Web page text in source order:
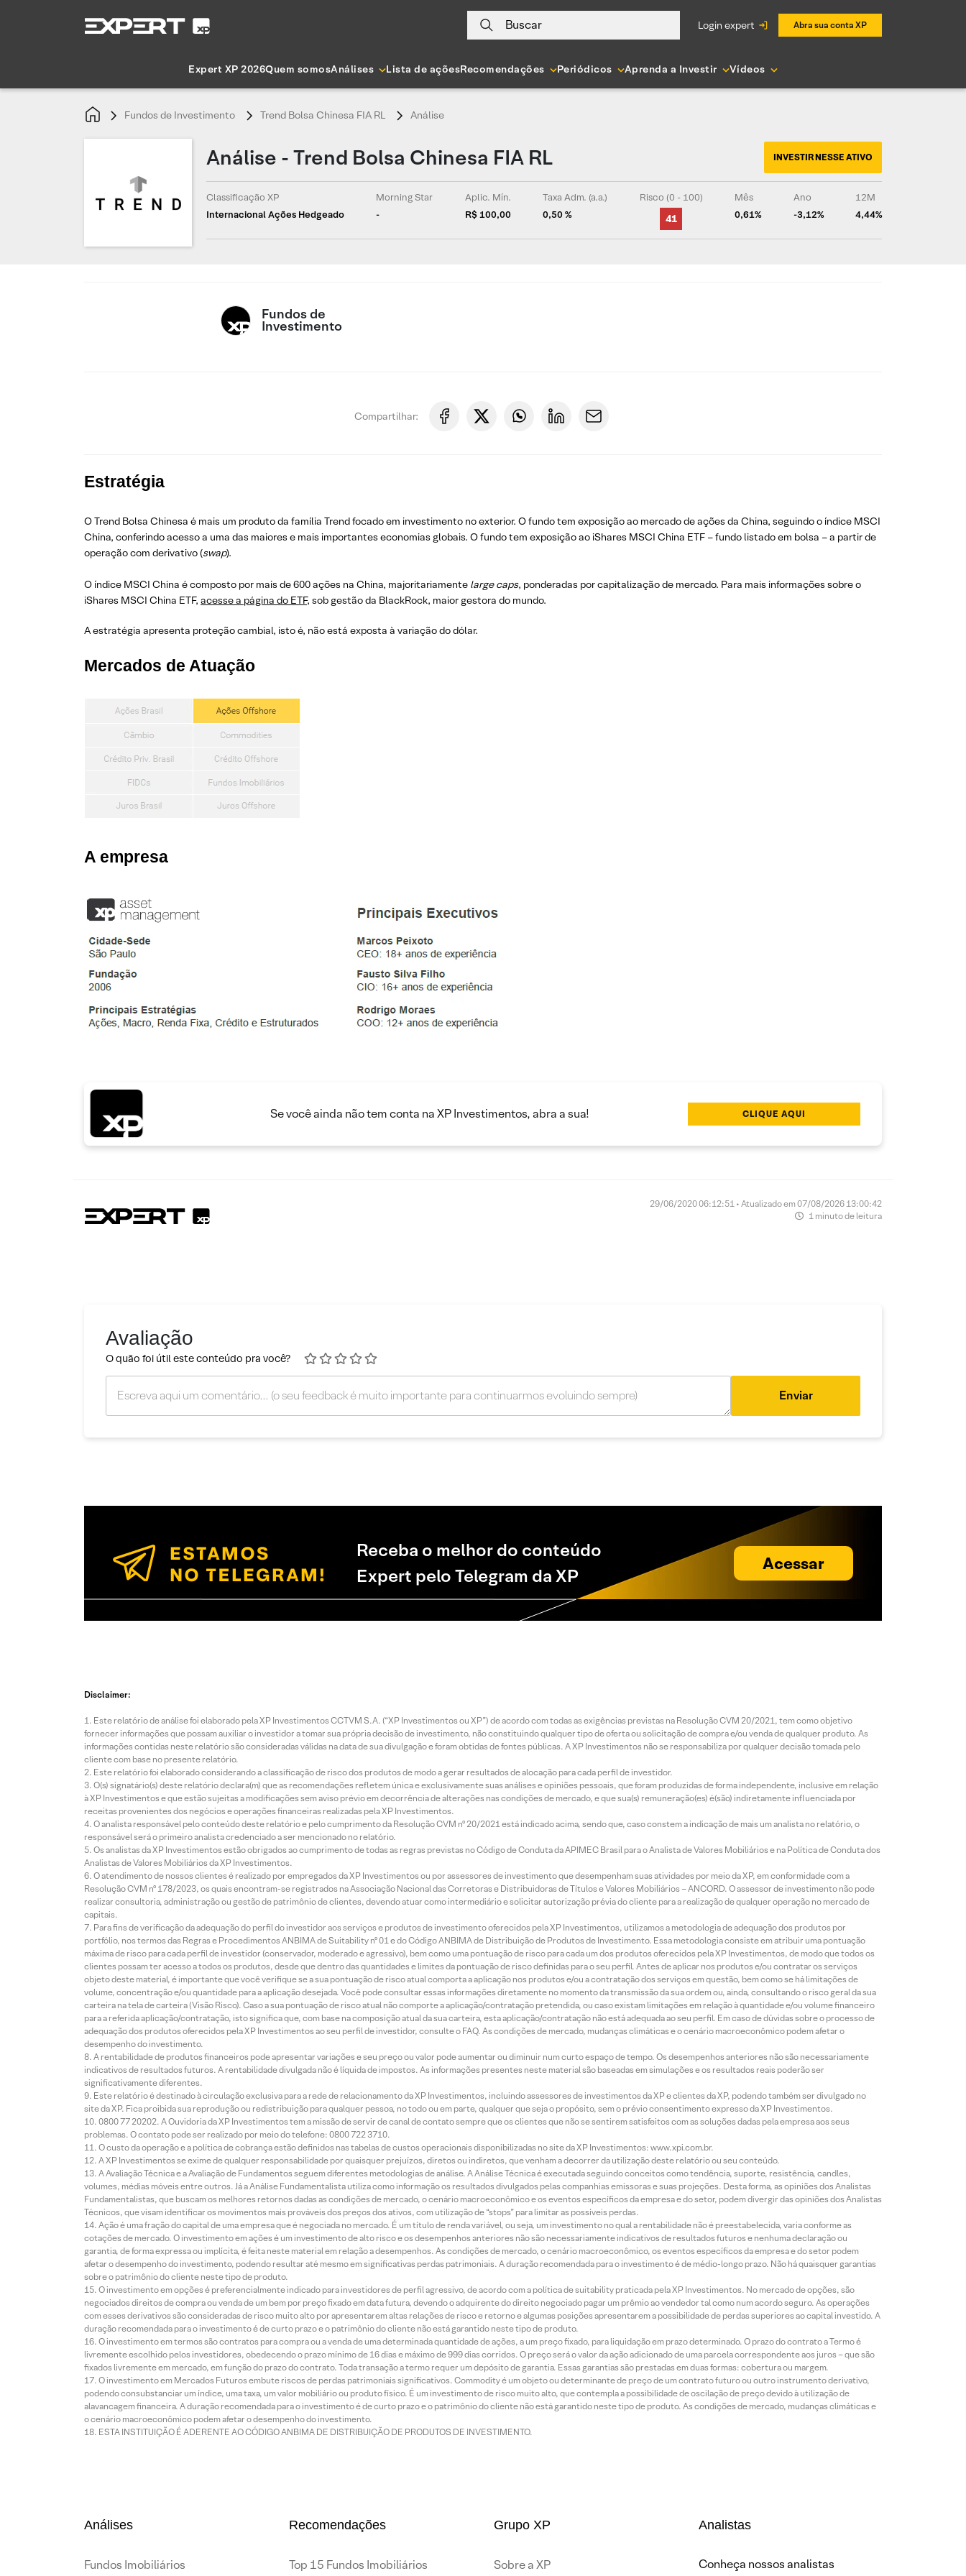
Buscar login expert Abra sua conta XP
Expert XP 2026Quem somosAnálises Lista de açõesRecomendações Periódicos Aprenda a Investir Vídeos
Fundos de Investimento Trend Bolsa Chinesa FIA RL Análise
Análise - Trend Bolsa Chinesa FIA RL INVESTIR NESSE ATIVO
Classificação XP
Internacional Ações Hedgeado
Morning Star
-
Aplic. Mín.
R$ 100,00
Taxa Adm. (a.a.)
0,50 %
Risco (0 - 100)
41
Mês
0,61%
Ano
-3,12%
12M
4,44%
Fundos de
Investimento
Compartilhar:
Estratégia
O Trend Bolsa Chinesa é mais um produto da família Trend focado em investimento no exterior. O fundo tem exposição ao mercado de ações da China, seguindo o índice MSCI
China, conferindo acesso a uma das maiores e mais importantes economias globais. O fundo tem exposição ao iShares MSCI China ETF – fundo listado em bolsa – a partir de
operação com derivativo (swap).
O índice MSCI China é composto por mais de 600 ações na China, majoritariamente large caps, ponderadas por capitalização de mercado. Para mais informações sobre o
iShares MSCI China ETF, acesse a página do ETF, sob gestão da BlackRock, maior gestora do mundo.
A estratégia apresenta proteção cambial, isto é, não está exposta à variação do dólar.
Mercados de Atuação
A empresa
Se você ainda não tem conta na XP Investimentos, abra a sua! CLIQUE AQUI
29/06/2020 06:12:51 • Atualizado em 07/08/2026 13:00:42
1 minuto de leitura
Avaliação
O quão foi útil este conteúdo pra você?
Enviar
Receba o melhor do conteúdo
Expert pelo Telegram da XP
Acessar
Disclaimer:
Este relatório de análise foi elaborado pela XP Investimentos CCTVM S.A. (“XP Investimentos ou XP”) de acordo com todas as exigências previstas na Resolução CVM 20/2021, tem como objetivo
fornecer informações que possam auxiliar o investidor a tomar sua própria decisão de investimento, não constituindo qualquer tipo de oferta ou solicitação de compra e/ou venda de qualquer produto. As
informações contidas neste relatório são consideradas válidas na data de sua divulgação e foram obtidas de fontes públicas. A XP Investimentos não se responsabiliza por qualquer decisão tomada pelo
cliente com base no presente relatório.
Este relatório foi elaborado considerando a classificação de risco dos produtos de modo a gerar resultados de alocação para cada perfil de investidor.
O(s) signatário(s) deste relatório declara(m) que as recomendações refletem única e exclusivamente suas análises e opiniões pessoais, que foram produzidas de forma independente, inclusive em relação
à XP Investimentos e que estão sujeitas a modificações sem aviso prévio em decorrência de alterações nas condições de mercado, e que sua(s) remuneração(es) é(são) indiretamente influenciada por
receitas provenientes dos negócios e operações financeiras realizadas pela XP Investimentos.
O analista responsável pelo conteúdo deste relatório e pelo cumprimento da Resolução CVM nº 20/2021 está indicado acima, sendo que, caso constem a indicação de mais um analista no relatório, o
responsável será o primeiro analista credenciado a ser mencionado no relatório.
Os analistas da XP Investimentos estão obrigados ao cumprimento de todas as regras previstas no Código de Conduta da APIMEC Brasil para o Analista de Valores Mobiliários e na Política de Conduta dos
Analistas de Valores Mobiliários da XP Investimentos.
O atendimento de nossos clientes é realizado por empregados da XP Investimentos ou por assessores de investimento que desempenham suas atividades por meio da XP, em conformidade com a
Resolução CVM nº 178/2023, os quais encontram-se registrados na Associação Nacional das Corretoras e Distribuidoras de Títulos e Valores Mobiliários – ANCORD. O assessor de investimento não pode
realizar consultoria, administração ou gestão de patrimônio de clientes, devendo atuar como intermediário e solicitar autorização prévia do cliente para a realização de qualquer operação no mercado de
capitais.
Para fins de verificação da adequação do perfil do investidor aos serviços e produtos de investimento oferecidos pela XP Investimentos, utilizamos a metodologia de adequação dos produtos por
portfólio, nos termos das Regras e Procedimentos ANBIMA de Suitability nº 01 e do Código ANBIMA de Distribuição de Produtos de Investimento. Essa metodologia consiste em atribuir uma pontuação
máxima de risco para cada perfil de investidor (conservador, moderado e agressivo), bem como uma pontuação de risco para cada um dos produtos oferecidos pela XP Investimentos, de modo que todos os
clientes possam ter acesso a todos os produtos, desde que dentro das quantidades e limites da pontuação de risco definidas para o seu perfil. Antes de aplicar nos produtos e/ou contratar os serviços
objeto deste material, é importante que você verifique se a sua pontuação de risco atual comporta a aplicação nos produtos e/ou a contratação dos serviços em questão, bem como se há limitações de
volume, concentração e/ou quantidade para a aplicação desejada. Você pode consultar essas informações diretamente no momento da transmissão da sua ordem ou, ainda, consultando o risco geral da sua
carteira na tela de carteira (Visão Risco). Caso a sua pontuação de risco atual não comporte a aplicação/contratação pretendida, ou caso existam limitações em relação à quantidade e/ou volume financeiro
para a referida aplicação/contratação, isto significa que, com base na composição atual da sua carteira, esta aplicação/contratação não está adequada ao seu perfil. Em caso de dúvidas sobre o processo de
adequação dos produtos oferecidos pela XP Investimentos ao seu perfil de investidor, consulte o FAQ. As condições de mercado, mudanças climáticas e o cenário macroeconômico podem afetar o
desempenho do investimento.
A rentabilidade de produtos financeiros pode apresentar variações e seu preço ou valor pode aumentar ou diminuir num curto espaço de tempo. Os desempenhos anteriores não são necessariamente
indicativos de resultados futuros. A rentabilidade divulgada não é líquida de impostos. As informações presentes neste material são baseadas em simulações e os resultados reais poderão ser
significativamente diferentes.
Este relatório é destinado à circulação exclusiva para a rede de relacionamento da XP Investimentos, incluindo assessores de investimentos da XP e clientes da XP, podendo também ser divulgado no
site da XP. Fica proibida sua reprodução ou redistribuição para qualquer pessoa, no todo ou em parte, qualquer que seja o propósito, sem o prévio consentimento expresso da XP Investimentos.
0800 77 20202. A Ouvidoria da XP Investimentos tem a missão de servir de canal de contato sempre que os clientes que não se sentirem satisfeitos com as soluções dadas pela empresa aos seus
problemas. O contato pode ser realizado por meio do telefone: 0800 722 3710.
O custo da operação e a política de cobrança estão definidos nas tabelas de custos operacionais disponibilizadas no site da XP Investimentos: www.xpi.com.br.
A XP Investimentos se exime de qualquer responsabilidade por quaisquer prejuízos, diretos ou indiretos, que venham a decorrer da utilização deste relatório ou seu conteúdo.
A Avaliação Técnica e a Avaliação de Fundamentos seguem diferentes metodologias de análise. A Análise Técnica é executada seguindo conceitos como tendência, suporte, resistência, candles,
volumes, médias móveis entre outros. Já a Análise Fundamentalista utiliza como informação os resultados divulgados pelas companhias emissoras e suas projeções. Desta forma, as opiniões dos Analistas
Fundamentalistas, que buscam os melhores retornos dadas as condições de mercado, o cenário macroeconômico e os eventos específicos da empresa e do setor, podem divergir das opiniões dos Analistas
Técnicos, que visam identificar os movimentos mais prováveis dos preços dos ativos, com utilização de “stops” para limitar as possíveis perdas.
Ação é uma fração do capital de uma empresa que é negociada no mercado. É um título de renda variável, ou seja, um investimento no qual a rentabilidade não é preestabelecida, varia conforme as
cotações de mercado. O investimento em ações é um investimento de alto risco e os desempenhos anteriores não são necessariamente indicativos de resultados futuros e nenhuma declaração ou
garantia, de forma expressa ou implícita, é feita neste material em relação a desempenhos. As condições de mercado, o cenário macroeconômico, os eventos específicos da empresa e do setor podem
afetar o desempenho do investimento, podendo resultar até mesmo em significativas perdas patrimoniais. A duração recomendada para o investimento é de médio-longo prazo. Não há quaisquer garantias
sobre o patrimônio do cliente neste tipo de produto.
O investimento em opções é preferencialmente indicado para investidores de perfil agressivo, de acordo com a política de suitability praticada pela XP Investimentos. No mercado de opções, são
negociados direitos de compra ou venda de um bem por preço fixado em data futura, devendo o adquirente do direito negociado pagar um prêmio ao vendedor tal como num acordo seguro. As operações
com esses derivativos são consideradas de risco muito alto por apresentarem altas relações de risco e retorno e algumas posições apresentarem a possibilidade de perdas superiores ao capital investido. A
duração recomendada para o investimento é de curto prazo e o patrimônio do cliente não está garantido neste tipo de produto.
O investimento em termos são contratos para compra ou a venda de uma determinada quantidade de ações, a um preço fixado, para liquidação em prazo determinado. O prazo do contrato a Termo é
livremente escolhido pelos investidores, obedecendo o prazo mínimo de 16 dias e máximo de 999 dias corridos. O preço será o valor da ação adicionado de uma parcela correspondente aos juros – que são
fixados livremente em mercado, em função do prazo do contrato. Toda transação a termo requer um depósito de garantia. Essas garantias são prestadas em duas formas: cobertura ou margem.
O investimento em Mercados Futuros embute riscos de perdas patrimoniais significativos. Commodity é um objeto ou determinante de preço de um contrato futuro ou outro instrumento derivativo,
podendo consubstanciar um índice, uma taxa, um valor mobiliário ou produto físico. É um investimento de risco muito alto, que contempla a possibilidade de oscilação de preço devido à utilização de
alavancagem financeira. A duração recomendada para o investimento é de curto prazo e o patrimônio do cliente não está garantido neste tipo de produto. As condições de mercado, mudanças climáticas e
o cenário macroeconômico podem afetar o desempenho do investimento.
ESTA INSTITUIÇÃO É ADERENTE AO CÓDIGO ANBIMA DE DISTRIBUIÇÃO DE PRODUTOS DE INVESTIMENTO.
Análises
Fundos Imobiliários
Recomendações
Top 15 Fundos Imobiliários
Grupo XP
Sobre a XP
Analistas
Conheça nossos analistas